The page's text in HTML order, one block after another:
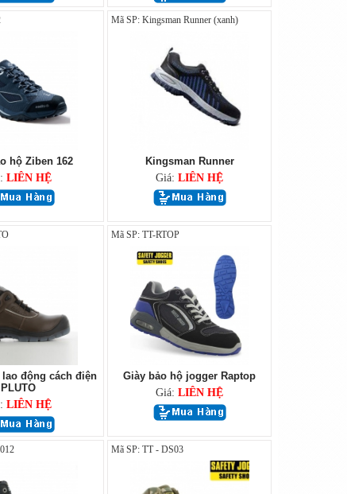
hộ Ziben 162
LIÊN HỆ
Mã SP: Kingsman Runner (xanh)
Kingsman Runner
Giá: LIÊN HỆ
lao động cách điện
PLUTO
LIÊN HỆ
Mã SP: TT-RTOP
Giày bảo hộ jogger Raptop
Giá: LIÊN HỆ
Mã SP: TT - DS03